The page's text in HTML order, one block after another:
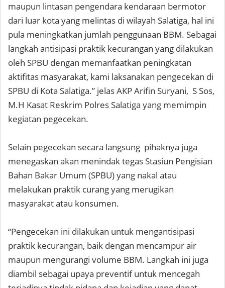
maupun lintasan pengendara kendaraan bermotor
dari luar kota yang melintas di wilayah Salatiga, hal ini
pula meningkatkan jumlah penggunaan BBM. Sebagai
langkah antisipasi praktik kecurangan yang dilakukan
oleh SPBU dengan memanfaatkan peningkatan
aktifitas masyarakat, kami laksanakan pengecekan di
SPBU di Kota Salatiga.” jelas AKP Arifin Suryani, S Sos,
M.H Kasat Reskrim Polres Salatiga yang memimpin
kegiatan pegecekan.
Selain pegecekan secara langsung pihaknya juga
menegaskan akan menindak tegas Stasiun Pengisian
Bahan Bakar Umum (SPBU) yang nakal atau
melakukan praktik curang yang merugikan
masyarakat atau konsumen.
“Pengecekan ini dilakukan untuk mengantisipasi
praktik kecurangan, baik dengan mencampur air
maupun mengurangi volume BBM. Langkah ini juga
diambil sebagai upaya preventif untuk mencegah